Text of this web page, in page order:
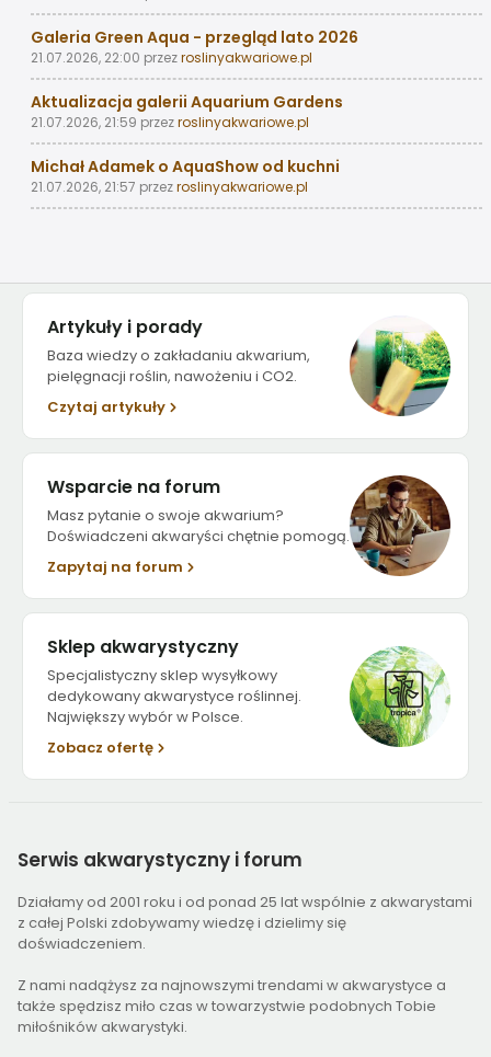
Galeria Green Aqua - przegląd lato 2026
21.07.2026, 22:00 przezroslinyakwariowe.pl
Aktualizacja galerii Aquarium Gardens
21.07.2026, 21:59 przezroslinyakwariowe.pl
Michał Adamek o AquaShow od kuchni
21.07.2026, 21:57 przezroslinyakwariowe.pl
Artykuły i porady
Baza wiedzy o zakładaniu akwarium,
pielęgnacji roślin, nawożeniu i CO2.
Czytaj artykuły
Wsparcie na forum
Masz pytanie o swoje akwarium?
Doświadczeni akwaryści chętnie pomogą.
Zapytaj na forum
Sklep akwarystyczny
Specjalistyczny sklep wysyłkowy
dedykowany akwarystyce roślinnej.
Największy wybór w Polsce.
Zobacz ofertę
Serwis akwarystyczny i forum
Działamy od 2001 roku i od ponad 25 lat wspólnie z akwarystami
z całej Polski zdobywamy wiedzę i dzielimy się
doświadczeniem.
Z nami nadążysz za najnowszymi trendami w akwarystyce a
także spędzisz miło czas w towarzystwie podobnych Tobie
miłośników akwarystyki.